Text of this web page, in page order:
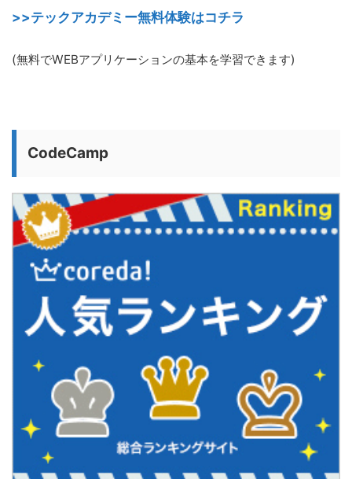
>>テックアカデミー無料体験はコチラ
(無料でWEBアプリケーションの基本を学習できます)
CodeCamp